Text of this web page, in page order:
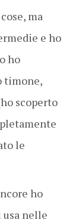
ma
e ho
ho
timone,
scoperto
le
ho
nelle